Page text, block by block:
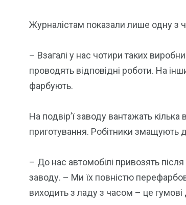
Журналістам показали лише одну з
– Взагалі у нас чотири таких
проводять відповідні роботи. На
фарбують.
На подвір’ї заводу вантажать
приготування. Робітники змащують
– До нас автомобілі привозять
заводу. – Ми їх повністю
виходить з ладу з часом – це гумові